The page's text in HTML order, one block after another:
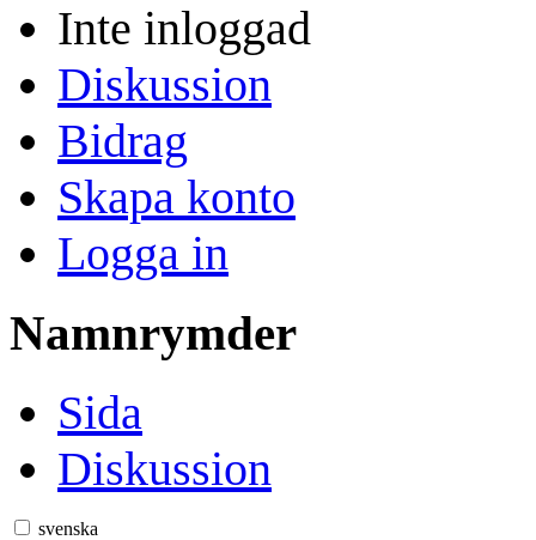
Inte inloggad
Diskussion
Bidrag
Skapa konto
Logga in
Namnrymder
Sida
Diskussion
svenska